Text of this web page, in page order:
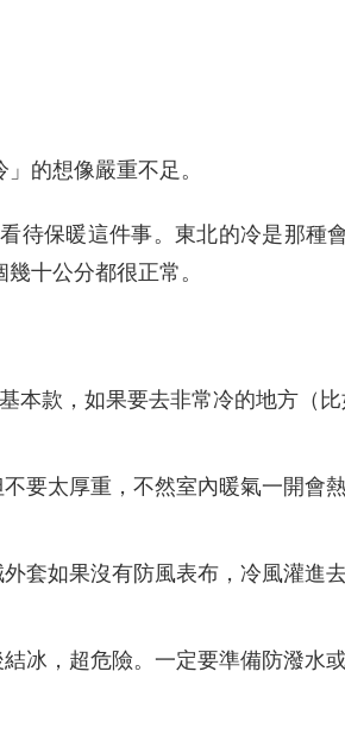
的想像嚴重不足。
待保暖這件事。東北的冷是那種
十公分都很正常。
本款，如果要去非常冷的地方（
要太厚重，不然室內暖氣一開會
套如果沒有防風表布，冷風灌進
冰，超危險。一定要準備防潑水